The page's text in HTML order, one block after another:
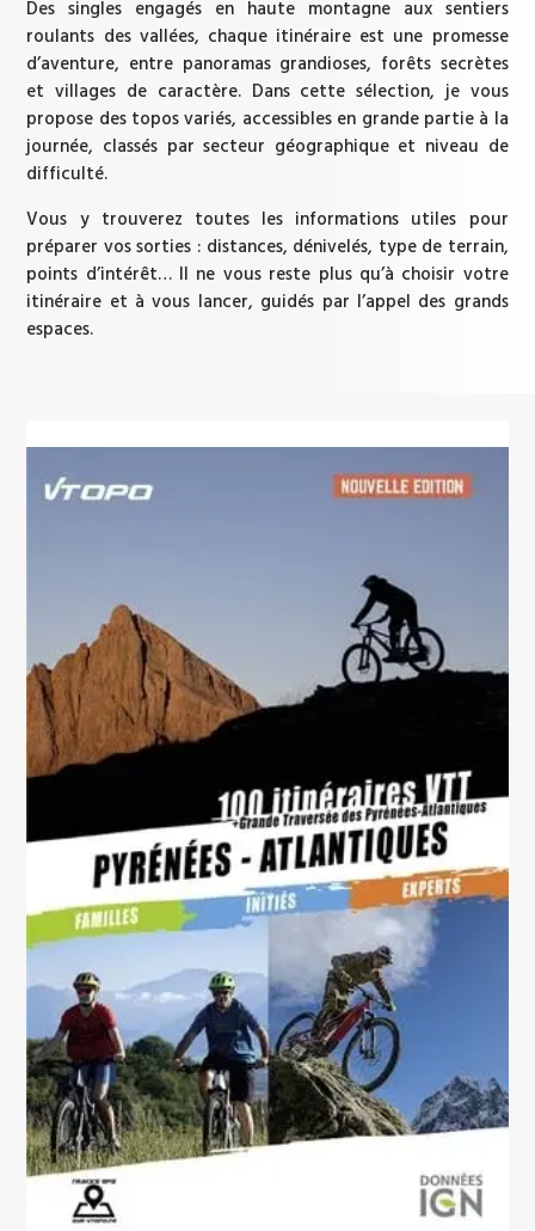
Des singles engagés en haute montagne aux sentiers
roulants des vallées, chaque itinéraire est une promesse
d’aventure, entre panoramas grandioses, forêts secrètes
et villages de caractère. Dans cette sélection, je vous
propose des topos variés, accessibles en grande partie à la
journée, classés par secteur géographique et niveau de
difficulté.
Vous y trouverez toutes les informations utiles pour
préparer vos sorties : distances, dénivelés, type de terrain,
points d’intérêt… Il ne vous reste plus qu’à choisir votre
itinéraire et à vous lancer, guidés par l’appel des grands
espaces.